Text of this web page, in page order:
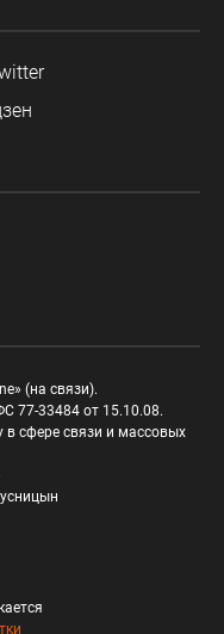
(на связи).
77-33484 от 15.10.08.
сфере связи и массовых